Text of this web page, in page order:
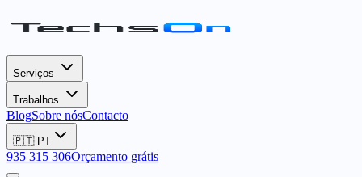
Serviços
Trabalhos
BlogSobre nósContacto
🇵🇹 PT
935 315 306Orçamento grátis